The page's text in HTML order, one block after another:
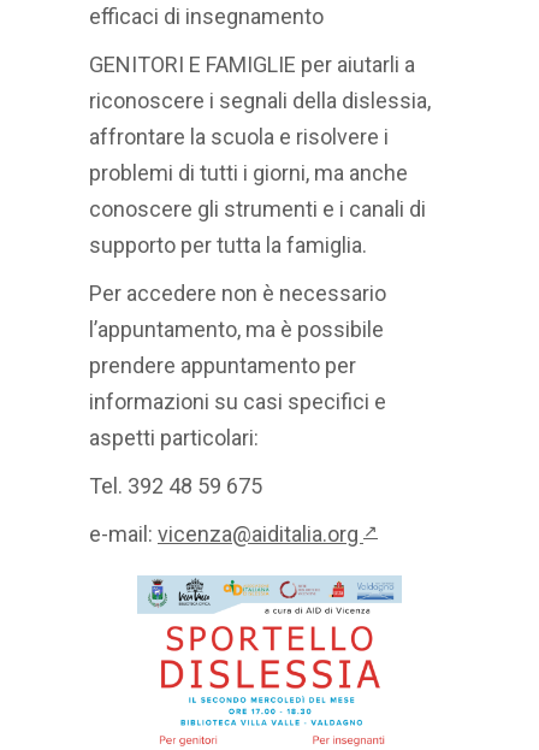
efficaci di insegnamento
GENITORI E FAMIGLIE per aiutarli a
riconoscere i segnali della dislessia,
affrontare la scuola e risolvere i
problemi di tutti i giorni, ma anche
conoscere gli strumenti e i canali di
supporto per tutta la famiglia.
Per accedere non è necessario
l’appuntamento, ma è possibile
prendere appuntamento per
informazioni su casi specifici e
aspetti particolari:
Tel. 392 48 59 675
e-mail: vicenza@aiditalia.org ↗